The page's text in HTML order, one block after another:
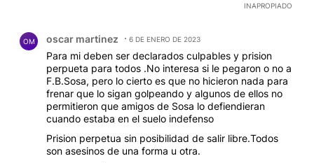
INAPROPIADO
OM oscar martinez 6 DE ENERO DE 2023
Para mi deben ser declarados culpables y prision
perpueta para todos .No interesa si le pegaron o no a
F.B.Sosa, pero lo cierto es que no hicieron nada para
frenar que lo sigan golpeando y algunos de ellos no
permitieron que amigos de Sosa lo defiendieran
cuando estaba en el suelo indefenso
Prision perpetua sin posibilidad de salir libre.Todos
son asesinos de una forma u otra.